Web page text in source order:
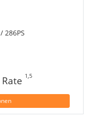
286PS
1,5